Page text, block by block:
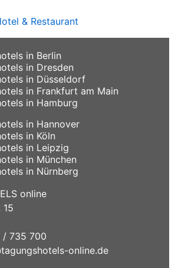
& Restaurant
in Berlin
in Dresden
in Düsseldorf
in Frankfurt am Main
in Hamburg
in Hannover
in Köln
in Leipzig
in München
in Nürnberg
online
15
/ 735 700
online.de